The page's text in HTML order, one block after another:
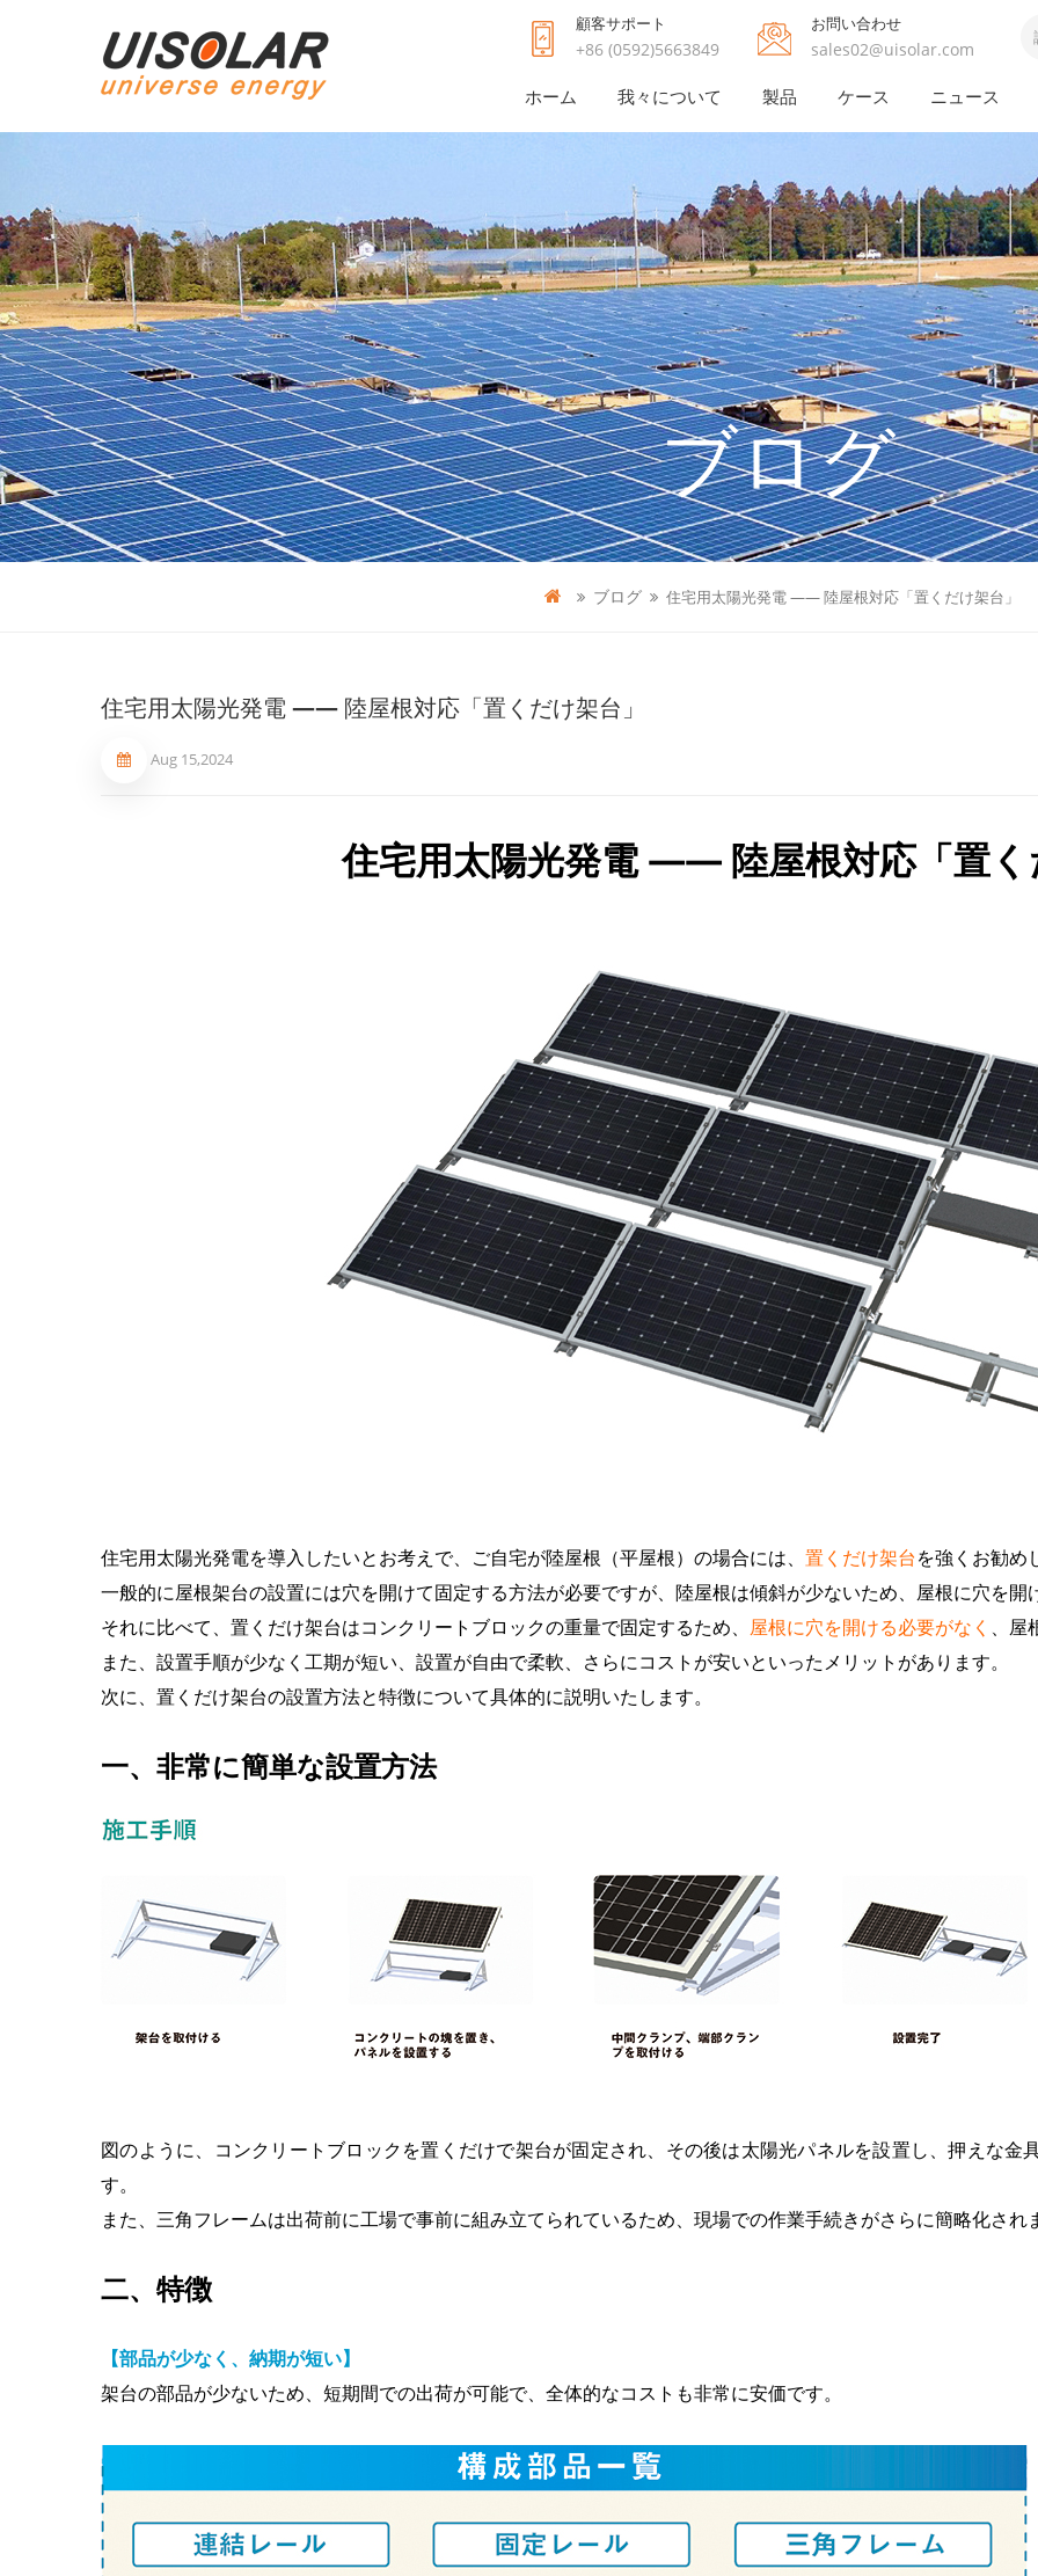
顧客サポート
+86 (0592)5663849
お問い合わせ
sales02@uisolar.com
ホーム 我々について 製品 ケース ニュース
ブログ
ブログ 住宅用太陽光発電 —— 陸屋根対応「置くだけ架台」
住宅用太陽光発電 —— 陸屋根対応「置くだけ架台」
Aug 15,2024
住宅用太陽光発電 —— 陸屋根対応「置く
住宅用太陽光発電を導入したいとお考えで、ご自宅が陸屋根（平屋根）の場合には、 置くだけ架台を強くお勧め
一般的に屋根架台の設置には穴を開けて固定する方法が必要ですが、陸屋根は傾斜が少ないため、屋根に穴を
それに比べて、置くだけ架台はコンクリートブロックの重量で固定するため、 屋根に穴を開ける必要がなく 、屋
また、設置手順が少なく工期が短い、設置が自由で柔軟、さらにコストが安いといったメリットがあります。
次に、置くだけ架台の設置方法と特徴について具体的に説明いたします。
一、 非常に簡単な設置方法
図のように、コンクリートブロックを置くだけで架台が固定され、その後は太陽光パネルを設置し、押えな
す。
また、三角フレームは出荷前に工場で事前に組み立てられているため、現場での作業手続きがさらに簡略化され
二、特徴
【部品が少なく、納期が短い】
架台の部品が少ないため、短期間での出荷が可能で、全体的なコストも非常に安価です。